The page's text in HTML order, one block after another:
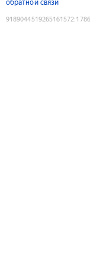
обратной связи
9189044519265161572: